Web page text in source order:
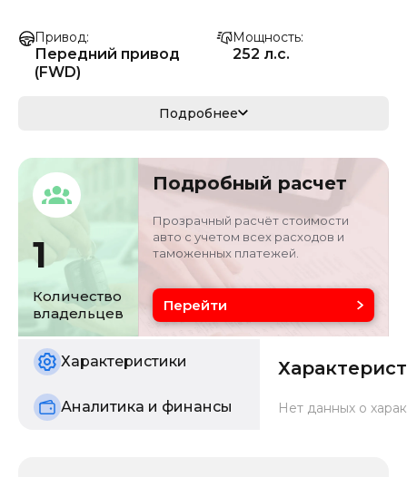
Привод
Передний привод
(FWD)
Мощность
252 л.с.
185 кВ
Кузов
седан
LFPH4ACL6P2B433
Объём двигателя
2 л
Цвет
Состояние
б/у
Подробнее
1
Количество
владельцев
Подробный расчет
Прозрачный расчёт стоимости
авто с учетом всех расходов и
таможенных платежей.
Перейти
Характеристики
Аналитика и финансы Нет данных о